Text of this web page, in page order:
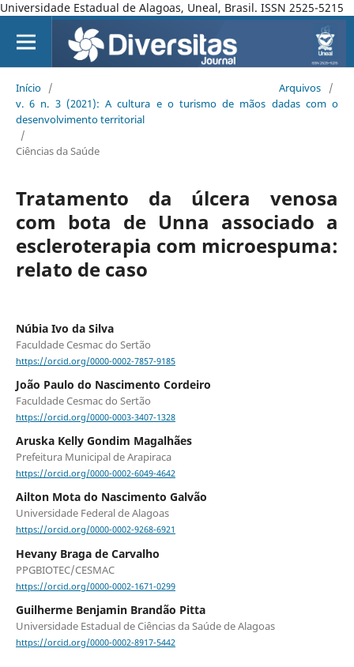
Universidade Estadual de Alagoas, Uneal, Brasil. ISSN 2525-5215
Início / Arquivos
/
v. 6 n. 3 (2021): A cultura e o turismo de mãos dadas com o
desenvolvimento territorial
/
Ciências da Saúde
Tratamento da úlcera venosa
com bota de Unna associado a
escleroterapia com microespuma:
relato de caso
Núbia Ivo da Silva
Faculdade Cesmac do Sertão
https://orcid.org/0000-0002-7857-9185
João Paulo do Nascimento Cordeiro
Faculdade Cesmac do Sertão
https://orcid.org/0000-0003-3407-1328
Aruska Kelly Gondim Magalhães
Prefeitura Municipal de Arapiraca
https://orcid.org/0000-0002-6049-4642
Ailton Mota do Nascimento Galvão
Universidade Federal de Alagoas
https://orcid.org/0000-0002-9268-6921
Hevany Braga de Carvalho
PPGBIOTEC/CESMAC
https://orcid.org/0000-0002-1671-0299
Guilherme Benjamin Brandão Pitta
Universidade Estadual de Ciências da Saúde de Alagoas
https://orcid.org/0000-0002-8917-5442